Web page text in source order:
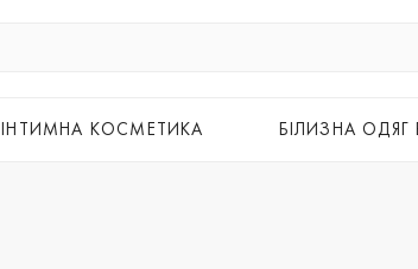
ІНТИМНА КОСМЕТИКА БІЛИЗНА ОДЯГ